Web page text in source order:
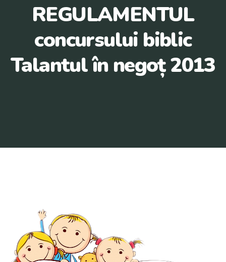
REGULAMENTUL
concursului biblic
Talantul în negoț 2013